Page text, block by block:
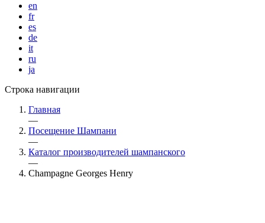
en
fr
es
de
it
ru
ja
Строка навигации
Главная
—
Посещение Шампани
—
Каталог производителей шампанского
—
Champagne Georges Henry